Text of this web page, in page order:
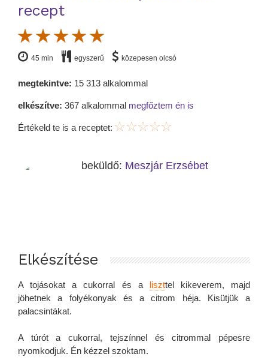
recept
45 min egyszerű közepesen olcsó
megtekintve: 15 313 alkalommal
elkészítve: 367 alkalommal megfőztem én is
Értékeld te is a receptet:
beküldő: Meszjár Erzsébet
Elkészítése
A tojásokat a cukorral és a liszttel kikeverem, majd
jöhetnek a folyékonyak és a citrom héja. Kisütjük a
palacsintákat.
A túrót a cukorral, tejszínnel és citrommal pépesre
nyomkodjuk. Én kézzel szoktam.